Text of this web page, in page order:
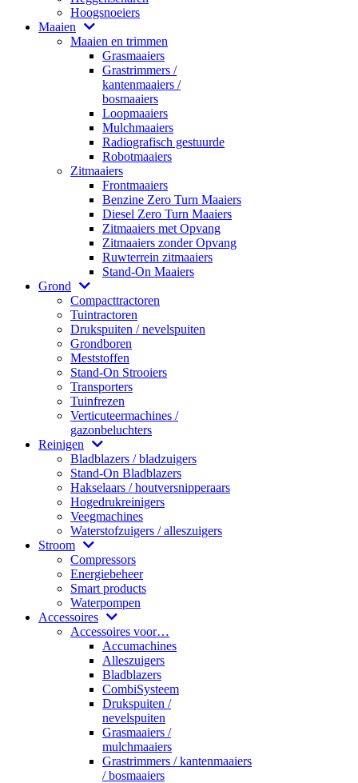
Hoogsnoeiers
Maaien
Maaien en trimmen
Grasmaaiers
Grastrimmers /
kantenmaaiers /
bosmaaiers
Loopmaaiers
Mulchmaaiers
Radiografisch gestuurde
Robotmaaiers
Zitmaaiers
Frontmaaiers
Benzine Zero Turn Maaiers
Diesel Zero Turn Maaiers
Zitmaaiers met Opvang
Zitmaaiers zonder Opvang
Ruwterrein zitmaaiers
Stand-On Maaiers
Grond
Compacttractoren
Tuintractoren
Drukspuiten / nevelspuiten
Grondboren
Meststoffen
Stand-On Strooiers
Transporters
Tuinfrezen
Verticuteermachines /
gazonbeluchters
Reinigen
Bladblazers / bladzuigers
Stand-On Bladblazers
Hakselaars / houtversnipperaars
Hogedrukreinigers
Veegmachines
Waterstofzuigers / alleszuigers
Stroom
Compressors
Energiebeheer
Smart products
Waterpompen
Accessoires
Accessoires voor…
Accumachines
Alleszuigers
Bladblazers
CombiSysteem
Drukspuiten /
nevelspuiten
Grasmaaiers /
mulchmaaiers
Grastrimmers / kantenmaaiers
/ bosmaaiers